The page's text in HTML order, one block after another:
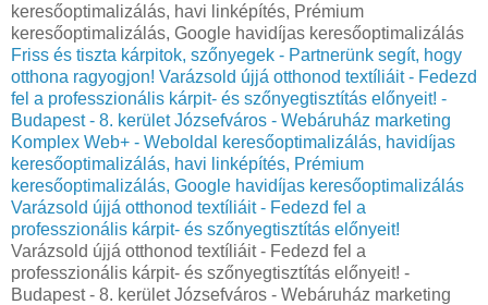
keresőoptimalizálás, havi linképítés, Prémium
keresőoptimalizálás, Google havidíjas keresőoptimalizálás
Friss és tiszta kárpitok, szőnyegek - Partnerünk segít, hogy
otthona ragyogjon! Varázsold újjá otthonod textíliáit - Fedezd
fel a professzionális kárpit- és szőnyegtisztítás előnyeit! -
Budapest - 8. kerület Józsefváros - Webáruház marketing
Komplex Web+ - Weboldal keresőoptimalizálás, havidíjas
keresőoptimalizálás, havi linképítés, Prémium
keresőoptimalizálás, Google havidíjas keresőoptimalizálás
Varázsold újjá otthonod textíliáit - Fedezd fel a
professzionális kárpit- és szőnyegtisztítás előnyeit!
Varázsold újjá otthonod textíliáit - Fedezd fel a
professzionális kárpit- és szőnyegtisztítás előnyeit! -
Budapest - 8. kerület Józsefváros - Webáruház marketing